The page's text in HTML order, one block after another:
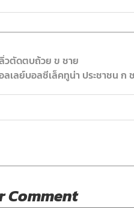
ลิ่วตัดตบถ้วย ข ชาย
ลเลย์บอลซีเล็คทูน่า ประชาชน
Comment